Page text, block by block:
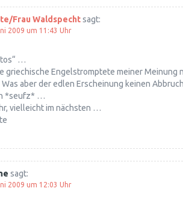
Frau Waldspechtsagt:
2009 um 11:43 Uhr
…
griechische Engelstromptete meiner Meinung
aber der edlen Erscheinung keinen
*seufz* …
vielleicht im nächsten …
sagt:
2009 um 12:03 Uhr